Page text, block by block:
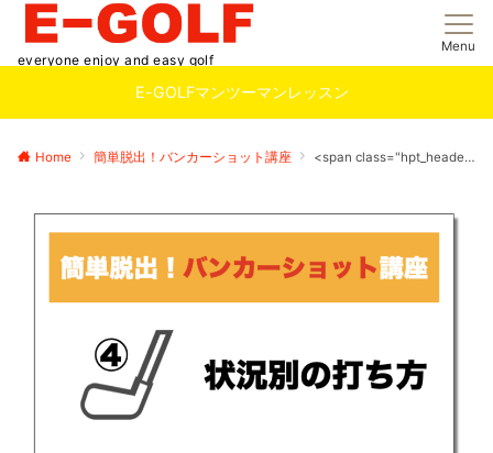
everyone enjoy and easy golf
Menu
E-GOLFマンツーマンレッスン
Home 簡単脱出！バンカーショット講座 <span class="hpt_headertitle">簡単脱出！バンカー講座④ 状況別の打ち方</span>